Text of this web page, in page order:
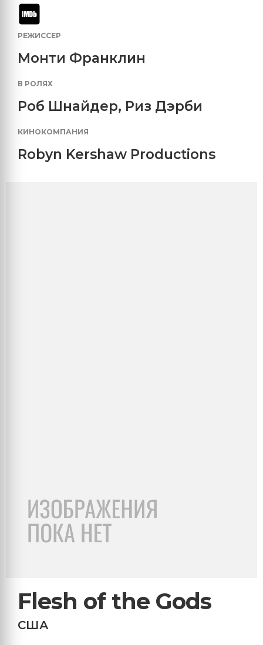
РЕЖИССЕР
Монти Франклин
В РОЛЯХ
Роб Шнайдер, Риз Дэрби
КИНОКОМПАНИЯ
Robyn Kershaw Productions
Flesh of the Gods
США